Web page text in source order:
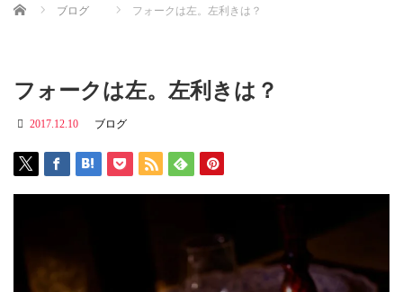
Home ブログ フォークは左。左利きは？
フォークは左。左利きは？
2017.12.10 ブログ